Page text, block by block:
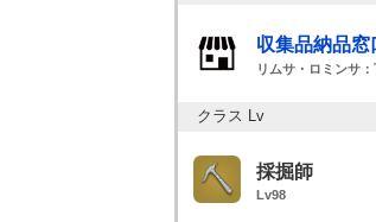
収集品納品窓
リムサ・ロミンサ
クラス Lv
採掘師
Lv98